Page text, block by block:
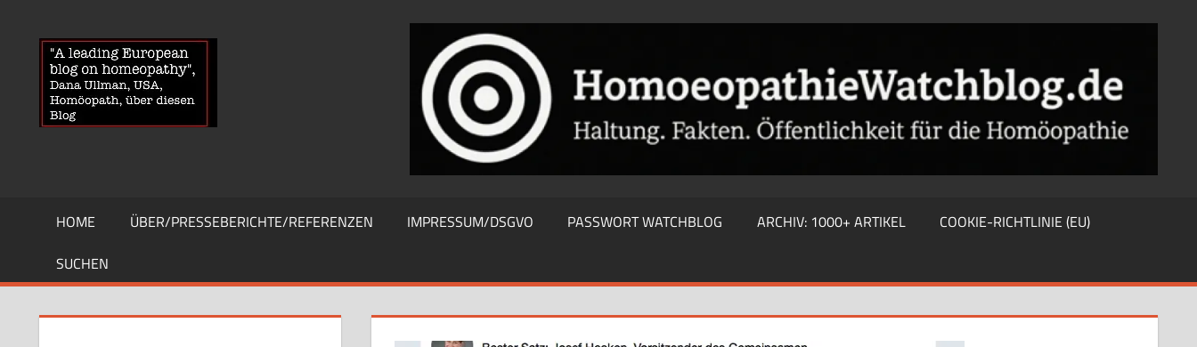
springen
HOMOEOPATHIEWATCHBLOG
News
über
Homöopathie
und
Globuli-
HOME ÜBER/PRESSEBERICHTE/REFERENZEN IMPRESSUM/DSGVO PASSWORT WATCHBLOG ARCHIV: 1000+ ARTIKEL
COOKIE-RICHTLINIE (EU)
SUCHEN